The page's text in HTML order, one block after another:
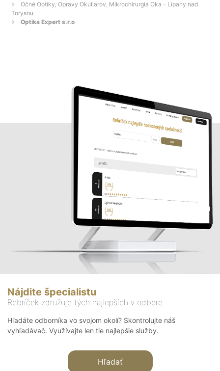
Očné Optiky, Opravy Okuliarov, Mikrochirurgia Oka - Lipany nad
Torysou
Optika Expert s.r.o
Nájdite špecialistu
Rebríček združuje tých najlepších v odbore
Hľadáte odborníka vo svojom okolí? Skontrolujte náš
vyhľadávač. Využívajte len tie najlepšie služby.
Hľadať